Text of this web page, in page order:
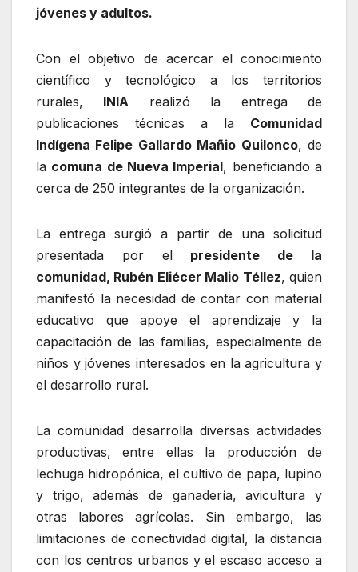
jóvenes y adultos.
Con el objetivo de acercar el conocimiento
científico y tecnológico a los territorios
rurales, INIA realizó la entrega de
publicaciones técnicas a la Comunidad
Indígena Felipe Gallardo Mañio Quilonco, de
la comuna de Nueva Imperial, beneficiando a
cerca de 250 integrantes de la organización.
La entrega surgió a partir de una solicitud
presentada por el presidente de la
comunidad, Rubén Eliécer Malio Téllez, quien
manifestó la necesidad de contar con material
educativo que apoye el aprendizaje y la
capacitación de las familias, especialmente de
niños y jóvenes interesados en la agricultura y
el desarrollo rural.
La comunidad desarrolla diversas actividades
productivas, entre ellas la producción de
lechuga hidropónica, el cultivo de papa, lupino
y trigo, además de ganadería, avicultura y
otras labores agrícolas. Sin embargo, las
limitaciones de conectividad digital, la distancia
con los centros urbanos y el escaso acceso a